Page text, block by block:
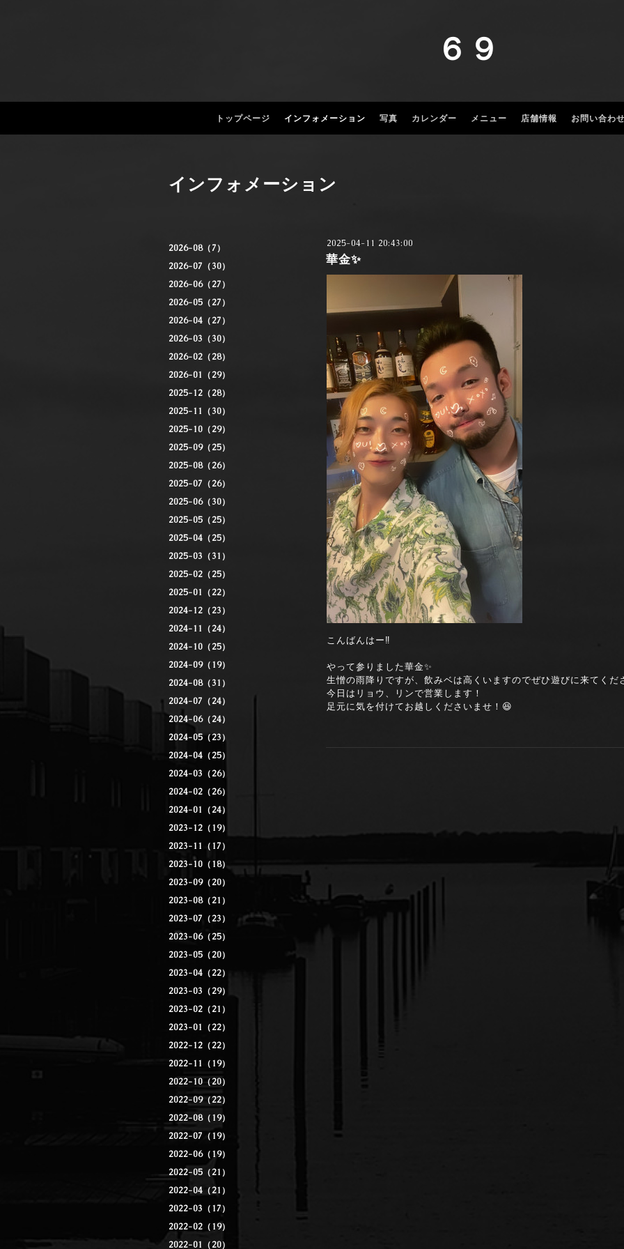
６９
トップページ インフォメーション 写真 カレンダー メニュー 店舗情報 お問い合わ
2026-08（7）
2026-07（30）
2026-06（27）
2026-05（27）
2026-04（27）
2026-03（30）
2026-02（28）
2026-01（29）
2025-12（28）
2025-11（30）
2025-10（29）
2025-09（25）
2025-08（26）
2025-07（26）
2025-06（30）
2025-05（25）
2025-04（25）
2025-03（31）
2025-02（25）
2025-01（22）
2024-12（23）
2024-11（24）
2024-10（25）
2024-09（19）
2024-08（31）
2024-07（24）
2024-06（24）
2024-05（23）
2024-04（25）
2024-03（26）
2024-02（26）
2024-01（24）
2023-12（19）
2023-11（17）
2023-10（18）
2023-09（20）
2023-08（21）
2023-07（23）
2023-06（25）
2023-05（20）
2023-04（22）
2023-03（29）
2023-02（21）
2023-01（22）
2022-12（22）
2022-11（19）
2022-10（20）
2022-09（22）
2022-08（19）
2022-07（19）
2022-06（19）
2022-05（21）
2022-04（21）
2022-03（17）
2022-02（19）
2022-01（20）
インフォメーション
2025-04-11 20:43:00
華金✨
こんばんはー‼️
やって参りました華金✨
生憎の雨降りですが、飲みベは高くいますのでぜひ遊びに来てくだ
今日はリョウ、リンで営業します！
足元に気を付けてお越しくださいませ！😆